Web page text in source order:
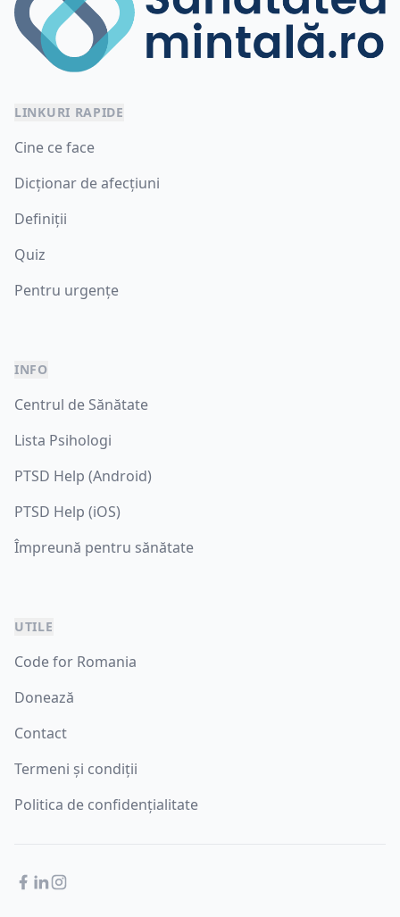
LINKURI RAPIDE
Cine ce face
Dicționar de afecțiuni
Definiții
Quiz
Pentru urgențe
INFO
Centrul de Sănătate
Lista Psihologi
PTSD Help (Android)
PTSD Help (iOS)
Împreună pentru sănătate
UTILE
Code for Romania
Donează
Contact
Termeni și condiții
Politica de confidențialitate
Facebook
LinkedIn
Instagram